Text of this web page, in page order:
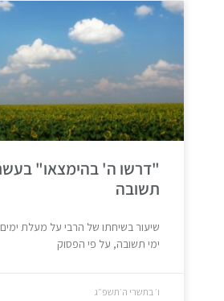
"דרשו ה' בהימצאו"
תשובה
שיעור בשיחתו של הרבי על מעלת
ימי תשובה, על פי הפסוק
ו׳ בתשרי ה׳תשפ״ג